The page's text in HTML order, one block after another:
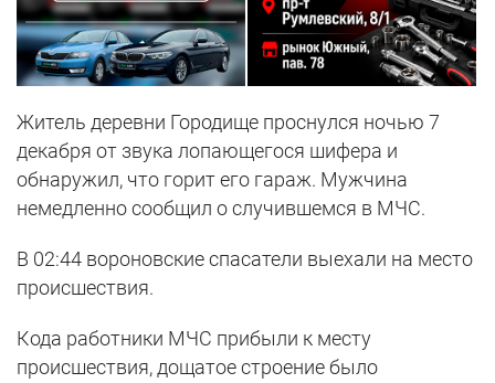
Житель деревни Городище проснулся ночью 7
декабря от звука лопающегося шифера и
обнаружил, что горит его гараж. Мужчина
немедленно сообщил о случившемся в МЧС.
В 02:44 вороновские спасатели выехали на место
происшествия.
Кода работники МЧС прибыли к месту
происшествия, дощатое строение было